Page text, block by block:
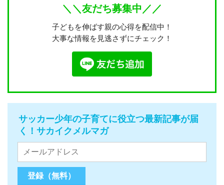
＼＼友だち募集中／／
子どもを伸ばす親の心得を配信中！
大事な情報を見逃さずにチェック！
サッカー少年の子育てに役立つ最新記事が届
く！サカイクメルマガ